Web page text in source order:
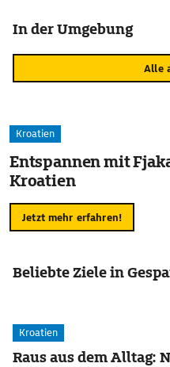
In der Umgebung
Alle
Kroatien
Entspannen mit
Kroatien
Jetzt mehr erfahren!
Beliebte Ziele in
Kroatien
Raus aus dem Alltag: